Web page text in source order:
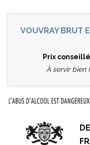
VOUVRAY BRUT
Prix
À servir bien